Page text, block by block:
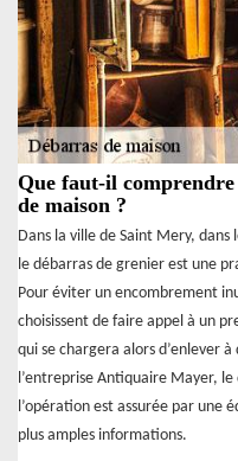
Que faut-il
de maison ?
Dans la ville de Saint Mery,
le débarras de grenier est une
Pour éviter un encombrement
choisissent de faire appel à un
qui se chargera alors d’enlever
l’entreprise Antiquaire Mayer,
l’opération est assurée par une
plus amples informations.